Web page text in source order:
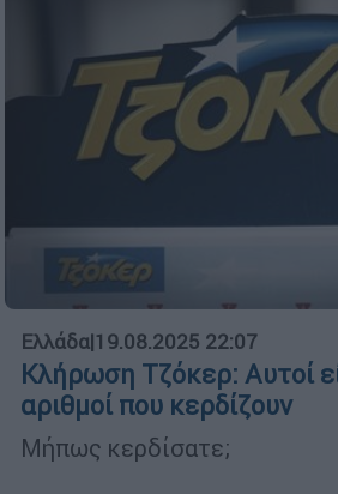
Ελλάδα|19.08.2025 22:07
Κλήρωση Τζόκερ: Αυτοί
αριθμοί που κερδίζουν
Μήπως κερδίσατε;